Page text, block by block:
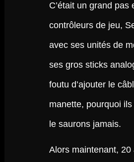
C’était un grand pas
contrôleurs de jeu,
avec ses unités de
ses gros sticks
foutu d’ajouter le
manette, pourquoi
le saurons jamais.
Alors maintenant,